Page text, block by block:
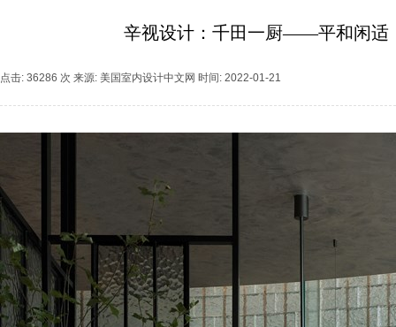
辛视设计：千田一厨——平和闲适
点击: 36286 次 来源: 美国室内设计中文网 时间: 2022-01-21